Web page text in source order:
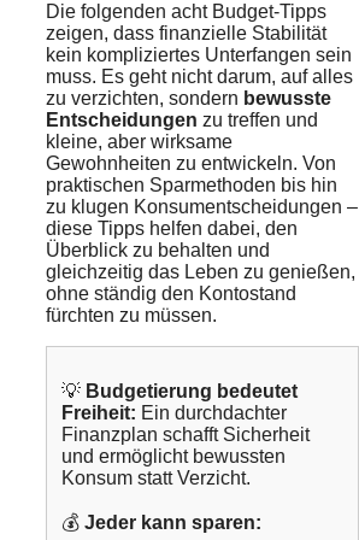
Die folgenden acht Budget-Tipps
zeigen, dass finanzielle Stabilität
kein kompliziertes Unterfangen sein
muss. Es geht nicht darum, auf alles
zu verzichten, sondern bewusste
Entscheidungen zu treffen und
kleine, aber wirksame
Gewohnheiten zu entwickeln. Von
praktischen Sparmethoden bis hin
zu klugen Konsumentscheidungen –
diese Tipps helfen dabei, den
Überblick zu behalten und
gleichzeitig das Leben zu genießen,
ohne ständig den Kontostand
fürchten zu müssen.
💡 Budgetierung bedeutet
Freiheit: Ein durchdachter
Finanzplan schafft Sicherheit
und ermöglicht bewussten
Konsum statt Verzicht.
💰 Jeder kann sparen: